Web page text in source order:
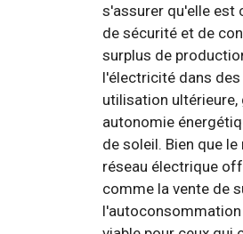
s'assurer qu'elle est
de sécurité et de
surplus de
l'électricité dans
utilisation
autonomie
de soleil. Bien que
réseau électrique
comme la vente de